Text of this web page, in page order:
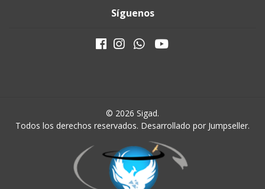
Síguenos
© 2026 Sigad.
Todos los derechos reservados. Desarrollado por Jumpseller.